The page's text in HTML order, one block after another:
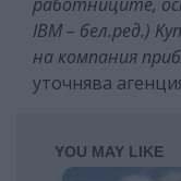
работниците,
IBM – бел.ред.)
на компания
уточнява